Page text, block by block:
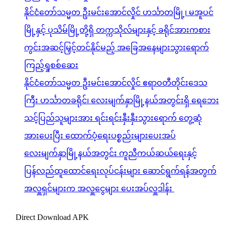
နိုင်ငံတော်သမ္မတ ဦးမင်းအောင်လှိုင် ဟင်္သာတမြို့၊ မအူပင်
မြို့နှင့် ပုသိမ်မြို့တို့ရှိ တက္ကသိုလ်များနှင့် ခရိုင်အားကစား
ကွင်းအဆင့်မြှင့်တင်နိုင်မည့် အခြေအနေများသွားရောက်
ကြည့်ရှုစစ်ဆေး
နိုင်ငံတော်သမ္မတ ဦးမင်းအောင်လှိုင် ဧရာဝတီတိုင်းဒေသ
ကြီး ဟင်္သာတခရိုင်၊ လေးမျက်နှာမြို့နယ်အတွင်းရှိ ရေဘေး
သင့်ပြည်သူများအား ရင်းရင်းနှီးနှီးသွားရောက် တွေ့ဆုံ
အားပေးပြီး ထောက်ပံ့ရေးပစ္စည်းများပေးအပ်
လေးမျက်နှာမြို့နယ်အတွင်း ကူညီကယ်ဆယ်ရေးနှင့်
ပြန်လည်ထူထောင်ရေးလုပ်ငန်းများ ဆောင်ရွက်ရန်အတွက်
အလှူရှင်များက အလှူငွေများ ပေးအပ်လှူဒါန်း
Direct Download APK